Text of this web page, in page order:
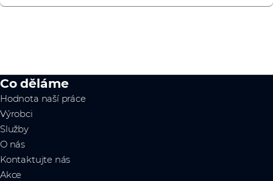
Co děláme
Hodnota naší práce
Výrobci
Služby
O nás
Kontaktujte nás
Akce